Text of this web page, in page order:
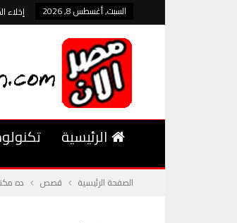
السبت, أغسطس 8, 2026 إخلاء
الرئيسية
الصفحة الرئيسية قصص ده